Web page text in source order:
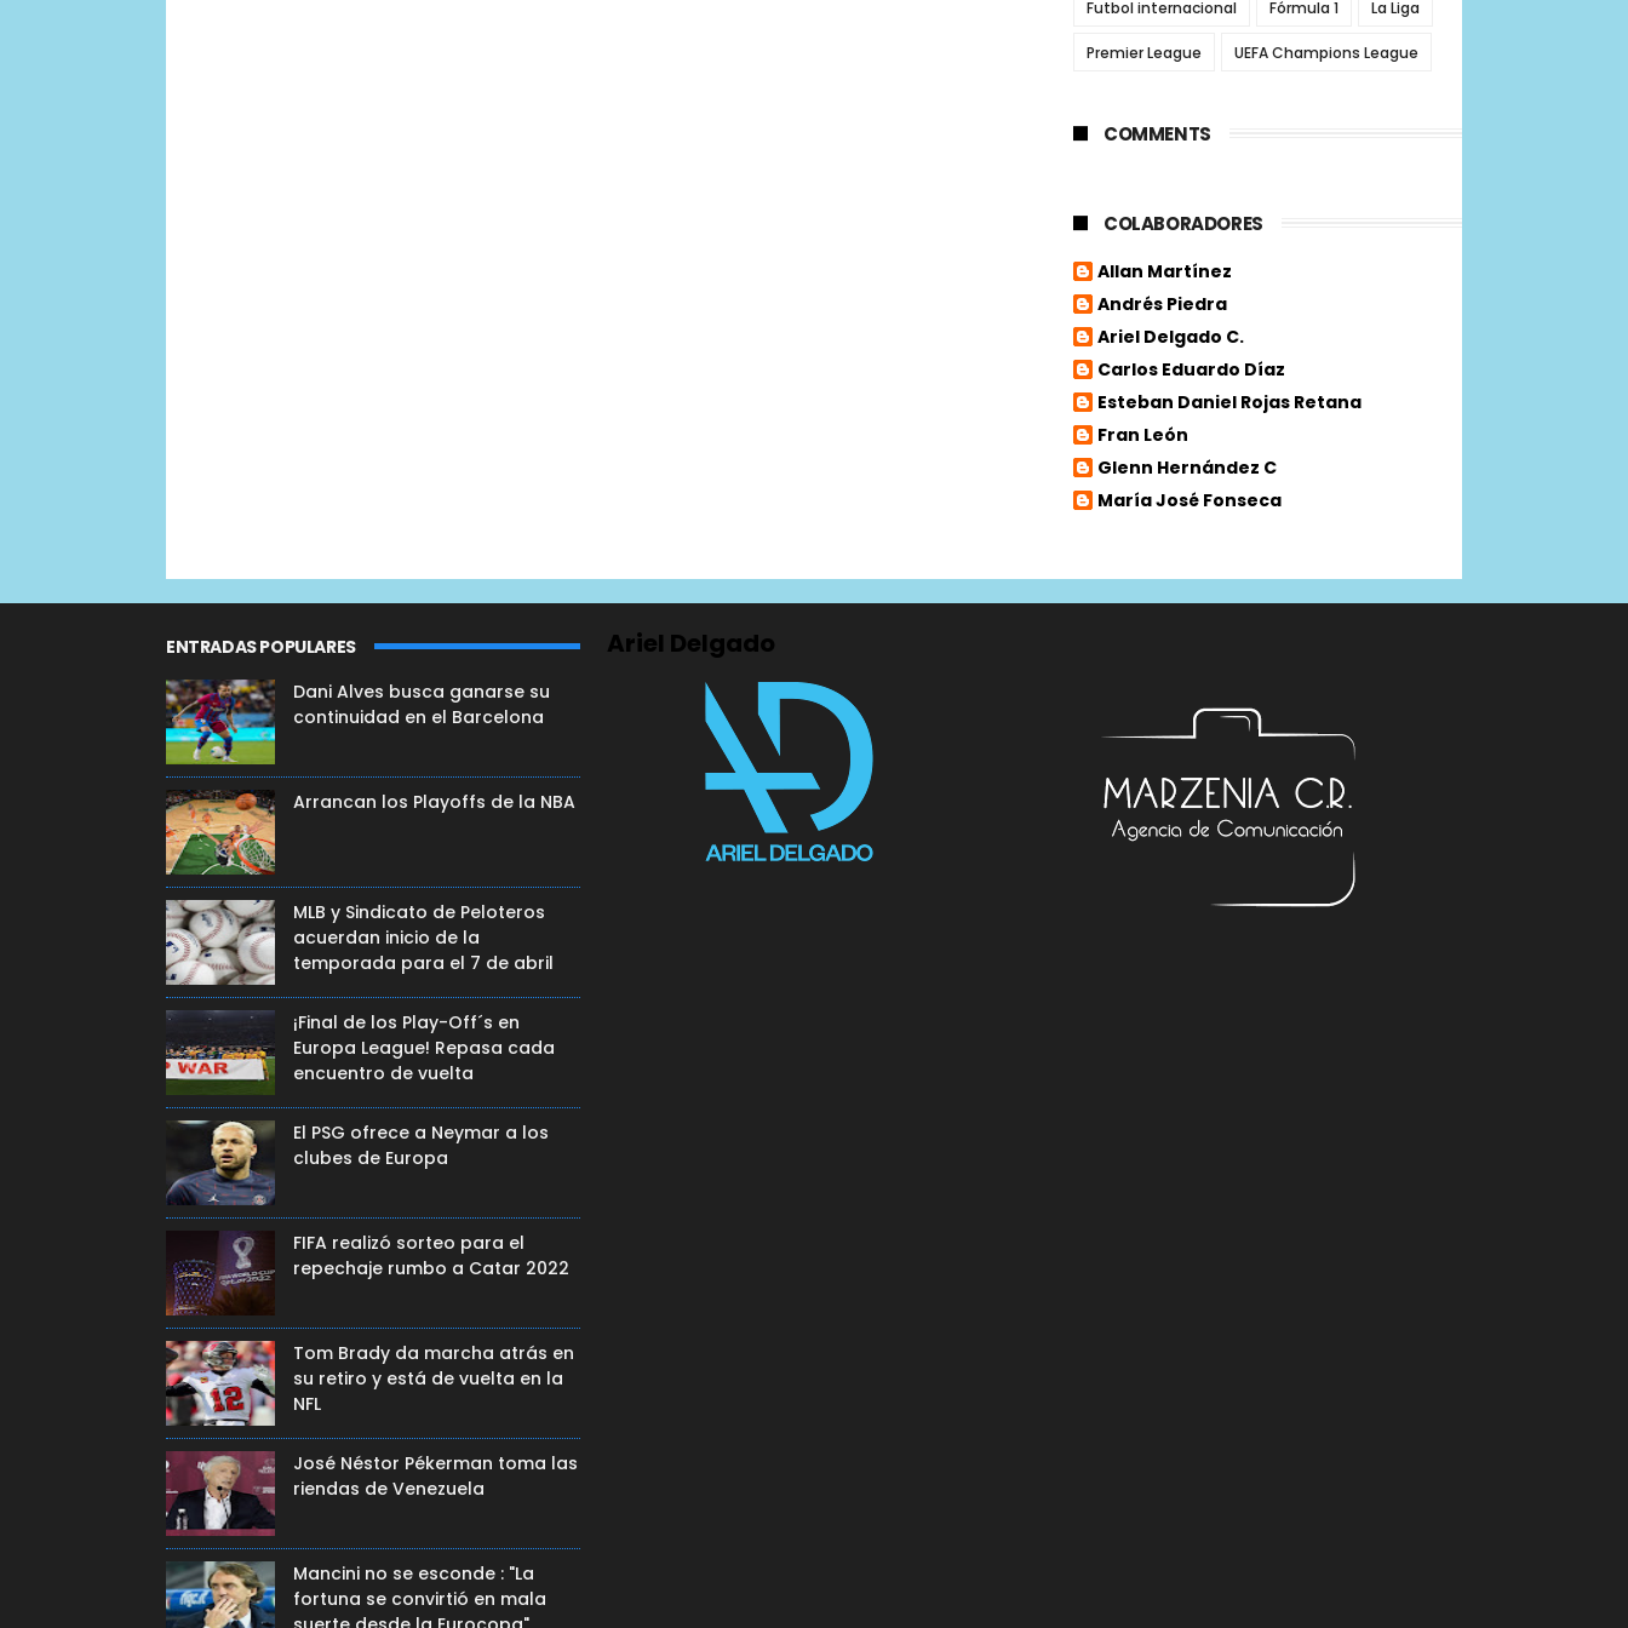
Futbol internacional Fórmula 1 La Liga
Premier League UEFA Champions League
COMMENTS
COLABORADORES
Allan Martínez
Andrés Piedra
Ariel Delgado C.
Carlos Eduardo Díaz
Esteban Daniel Rojas Retana
Fran León
Glenn Hernández C
María José Fonseca
ENTRADAS POPULARES
Dani Alves busca ganarse su
continuidad en el Barcelona
Arrancan los Playoffs de la NBA
MLB y Sindicato de Peloteros
acuerdan inicio de la
temporada para el 7 de abril
¡Final de los Play-Off´s en
Europa League! Repasa cada
encuentro de vuelta
El PSG ofrece a Neymar a los
clubes de Europa
FIFA realizó sorteo para el
repechaje rumbo a Catar 2022
Tom Brady da marcha atrás en
su retiro y está de vuelta en la
NFL
José Néstor Pékerman toma las
riendas de Venezuela
Mancini no se esconde : "La
fortuna se convirtió en mala
Ariel Delgado